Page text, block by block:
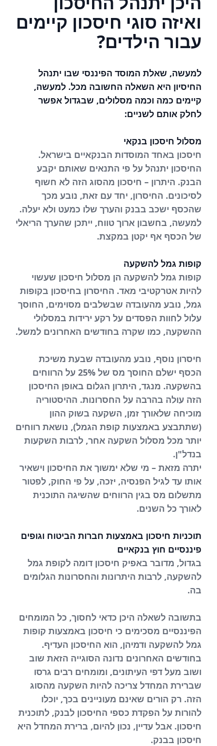
ואיזה סוגי חיסכון קיימים
עבור הילדים?
למעשה, שאלת המוסד הפיננסי שבו יתנהל
החיסיון היא השאלה החשובה מכל. למעשה,
קיימים כמה וכמה מסלולים, שבגדול אפשר
לחלק אותם לשניים:
מסלול חיסכון בנקאי
חיסכון באחד המוסדות הבנקאיים בישראל.
החיסכון יתנהל על פי התנאים שאותם יקבע
הבנק. היתרון – חיסכון מהסוג הזה לא חשוף
לסיכונים. החיסרון, יחד עם זאת, נובע מכך
שהכסף ישכב בבנק והערך שלו כמעט ולא יעלה.
למעשה, בחשבון ארוך טווח, ייתכן שהערך הריאלי
של הכסף אף יקטן במקצת.
קופות גמל להשקעה
קופות גמל להשקעה הן מסלול חיסכון שעשוי
להיות אטרקטיבי מאד. החיסרון בחיסכון בקופות
גמל, נובע מהעובדה שבשלבים מסוימים, החוסך
עלול לחוות הפסדים על רקע ירידות במסלולי
ההשקעה, כמו שקרה בחודשים האחרונים למשל.
חיסרון נוסף, נובע מהעובדה שבעת משיכת
הכסף ישלם החוסך מס של 25% על הרווחים
בהשקעה. מנגד, היתרון הגלום באופן החיסכון
הזה עולה בהרבה על החסרונות. ההיסטוריה
מוכיחה שלאורך זמן, השקעה בשוק ההון
(שתתבצע באמצעות קופת הגמל), נושאת רווחים
יותר מכל מסלול השקעה אחר, לרבות השקעות
בנדל"ן.
יתרה מזאת – מי שלא ימשוך את החיסכון וישאיר
אותו עד לגיל הפנסיה, יזכה, על פי החוק, לפטור
מתשלום מס בגין הרווחים שהשיגה התוכנית
לאורך כל השנים.
תוכניות חיסכון באמצעות חברות הביטוח וגופים
פיננסיים חוץ בנקאיים
בגדול, מדובר באפיק חיסכון דומה לקופת גמל
להשקעה, לרבות היתרונות והחסרונות הגלומים
בה.
בתשובה לשאלה היכן כדאי לחסוך, כל המומחים
הפיננסיים מסכימים כי חיסכון באמצעות קופות
גמל להשקעה ודמיהן, הוא החיסכון העדיף.
בחודשים האחרונים נדונה הסוגייה הזאת שוב
ושוב מעל דפי העיתונים, ומומחים רבים גרסו
שברירת המחדל צריכה להיות השקעה מהסוג
הזה. רק הורים שאינם מעוניינים בכך, יוכלו
להורות על הפקדת כספי החיסכון לבנק, לתוכנית
חיסכון. אבל עדיין, נכון להיום, ברירת המחדל היא
חיסכון בבנק.